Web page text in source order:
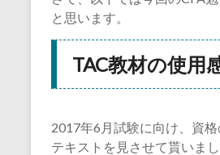
と思います。
TAC教材の使用
2017年6月試験に向け、資
テキストを見させて貰いまし